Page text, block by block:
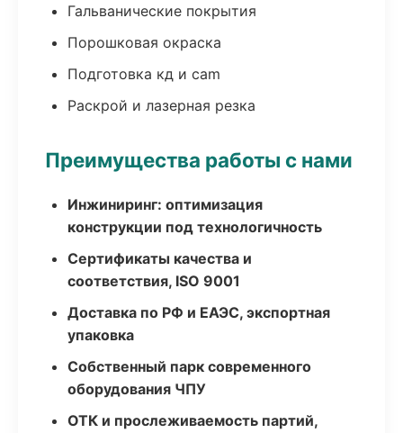
Гальванические покрытия
Порошковая окраска
Подготовка кд и cam
Раскрой и лазерная резка
Преимущества работы с нами
Инжиниринг: оптимизация
конструкции под технологичность
Сертификаты качества и
соответствия, ISO 9001
Доставка по РФ и ЕАЭС, экспортная
упаковка
Собственный парк современного
оборудования ЧПУ
ОТК и прослеживаемость партий,